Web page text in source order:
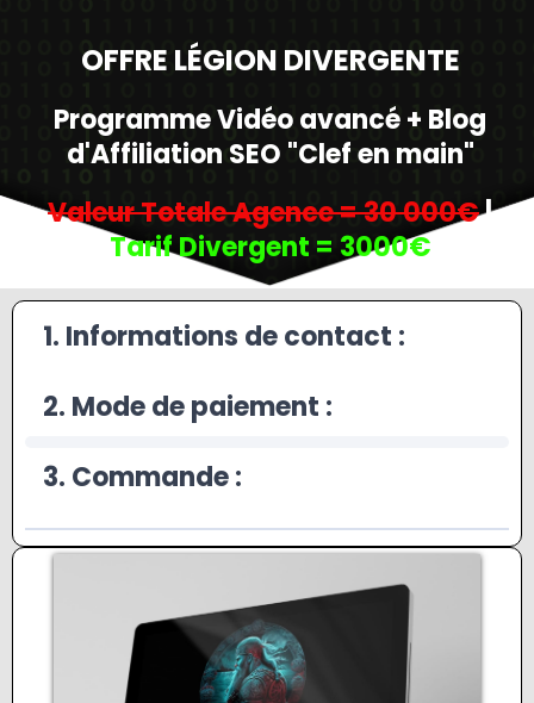
OFFRE LÉGION DIVERGENTE
Programme Vidéo avancé + Blog
d'Affiliation SEO "Clef en main"
Valeur Totale Agence = 30 000€|
Tarif Divergent = 3000€
1. Informations de contact :
2. Mode de paiement :
3. Commande :